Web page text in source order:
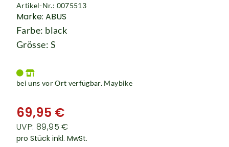
Artikel-Nr.: 0075513
Marke: ABUS
Farbe: black
Grösse: S
bei uns vor Ort verfügbar. Maybike
69,95 €
UVP: 89,95 €
pro Stück inkl. MwSt.